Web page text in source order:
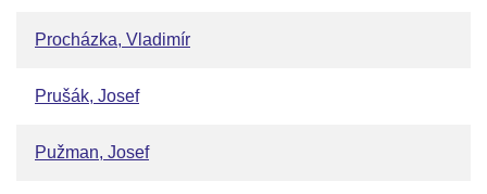
Procházka, Vladimír
Prušák, Josef
Pužman, Josef